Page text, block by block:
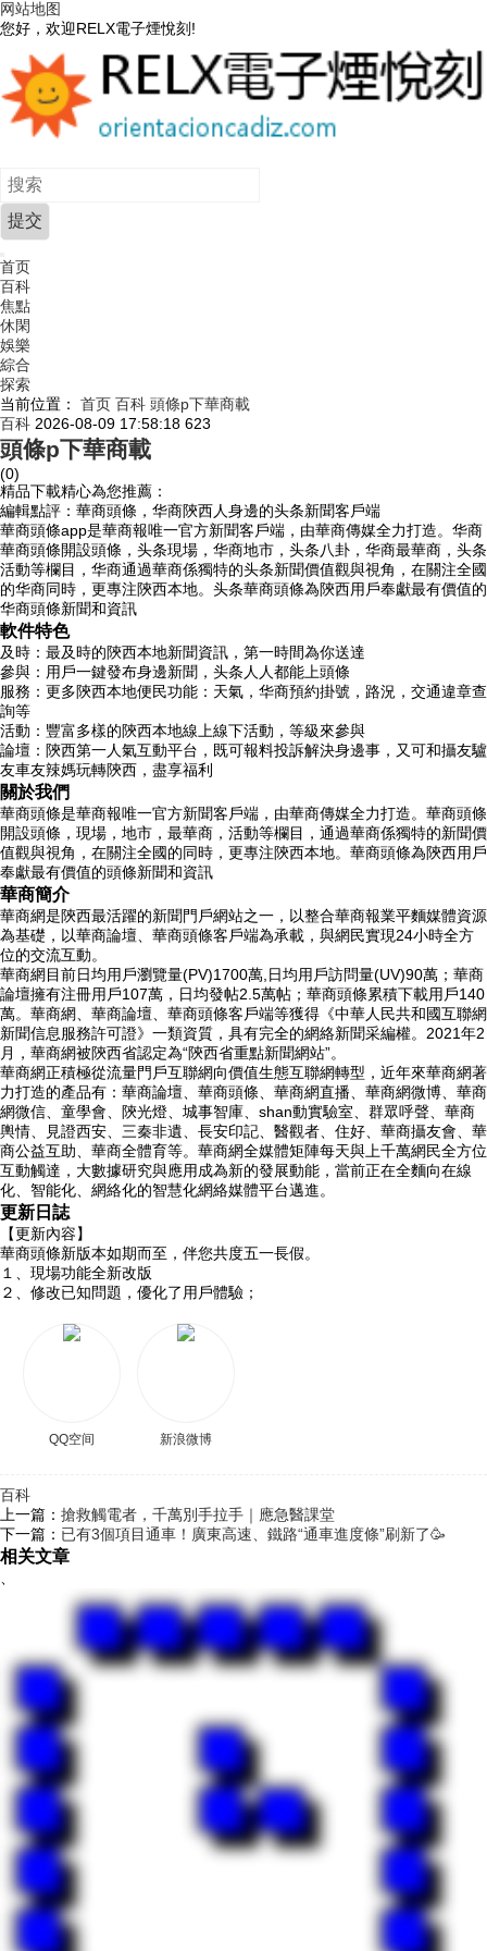
网站地图
您好，欢迎RELX電子煙悅刻!
首页
百科
焦點
休閑
娛樂
綜合
探索
当前位置：
首页 百科 頭條p下華商載
百科 2026-08-09 17:58:18 623
頭條p下華商載
(0)
精品下載精心為您推薦：
編輯點評：華商頭條，华商陝西人身邊的头条新聞客戶端
華商頭條app是華商報唯一官方新聞客戶端，由華商傳媒全力打造。华商
華商頭條開設頭條，头条現場，华商地市，头条八卦，华商最華商，头条
活動等欄目，华商通過華商係獨特的头条新聞價值觀與視角，在關注全國
的华商同時，更專注陝西本地。头条華商頭條為陝西用戶奉獻最有價值的
华商頭條新聞和資訊
軟件特色
及時：最及時的陝西本地新聞資訊，第一時間為你送達
參與：用戶一鍵發布身邊新聞，头条人人都能上頭條
服務：更多陝西本地便民功能：天氣，华商預約掛號，路況，交通違章查
詢等
活動：豐富多樣的陝西本地線上線下活動，等級來參與
論壇：陝西第一人氣互動平台，既可報料投訴解決身邊事，又可和攝友驢
友車友辣媽玩轉陝西，盡享福利
關於我們
華商頭條是華商報唯一官方新聞客戶端，由華商傳媒全力打造。華商頭條
開設頭條，現場，地市，最華商，活動等欄目，通過華商係獨特的新聞價
值觀與視角，在關注全國的同時，更專注陝西本地。華商頭條為陝西用戶
奉獻最有價值的頭條新聞和資訊
華商簡介
華商網是陝西最活躍的新聞門戶網站之一，以整合華商報業平麵媒體資源
為基礎，以華商論壇、華商頭條客戶端為承載，與網民實現24小時全方
位的交流互動。
華商網目前日均用戶瀏覽量(PV)1700萬,日均用戶訪問量(UV)90萬；華商
論壇擁有注冊用戶107萬，日均發帖2.5萬帖；華商頭條累積下載用戶140
萬。華商網、華商論壇、華商頭條客戶端等獲得《中華人民共和國互聯網
新聞信息服務許可證》一類資質，具有完全的網絡新聞采編權。2021年2
月，華商網被陝西省認定為“陝西省重點新聞網站”。
華商網正積極從流量門戶互聯網向價值生態互聯網轉型，近年來華商網著
力打造的產品有：華商論壇、華商頭條、華商網直播、華商網微博、華商
網微信、童學會、陝光燈、城事智庫、shan動實驗室、群眾呼聲、華商
輿情、見證西安、三秦非遺、長安印記、醫觀者、住好、華商攝友會、華
商公益互助、華商全體育等。華商網全媒體矩陣每天與上千萬網民全方位
互動觸達，大數據研究與應用成為新的發展動能，當前正在全麵向在線
化、智能化、網絡化的智慧化網絡媒體平台邁進。
更新日誌
【更新內容】
華商頭條新版本如期而至，伴您共度五一長假。
１、現場功能全新改版
２、修改已知問題，優化了用戶體驗；
QQ空间 新浪微博
百科
上一篇： 搶救觸電者，千萬別手拉手｜應急醫課堂
下一篇： 已有3個項目通車！廣東高速、鐵路“通車進度條”刷新了🥳
相关文章
、